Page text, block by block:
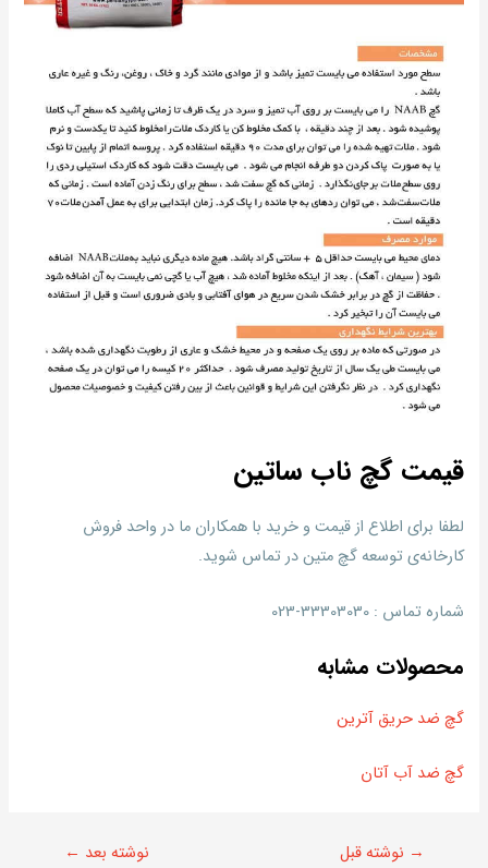
قیمت گچ ناب ساتین
لطفا برای اطلاع از قیمت‌ و خرید با همکاران ما در واحد فروش
کارخانه‌ی توسعه گچ متین در تماس شوید.
شماره تماس : 33303030-023
محصولات مشابه
گچ ضد حریق آترین
گچ ضد آب آتان
→ نوشته قبل نوشته بعد ←